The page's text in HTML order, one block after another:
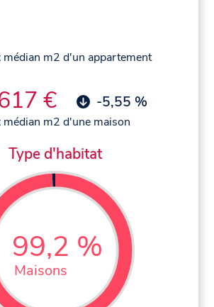
médian m2 d'un appartement
€ -5,55 %
médian m2 d'une maison
Type d'habitat
99,2 %
Maisons